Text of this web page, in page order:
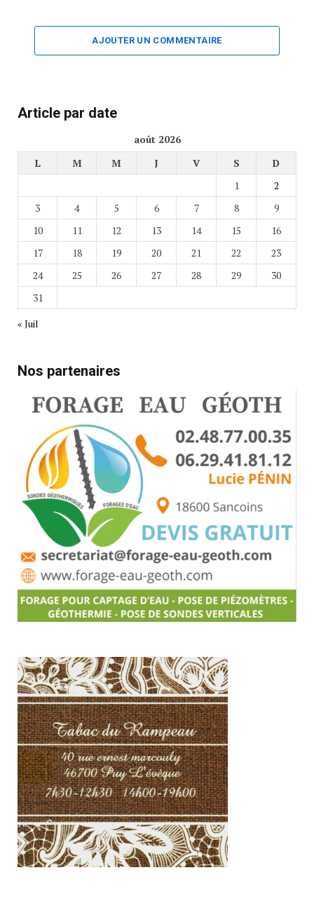
AJOUTER UN COMMENTAIRE
Article par date
août 2026
L
M M J V S
D
1
2
3
4 5 6 7 8
9
10
11 12 13 14 15
16
17
18 19 20 21 22
23
24
25 26 27 28 29
30
31
« Juil
Nos partenaires